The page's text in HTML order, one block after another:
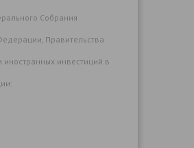
Собрания
Правительства
инвестиций в